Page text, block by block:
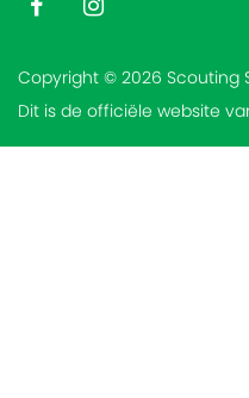
Copyright © 2026 Scouting
Dit is de officiële website